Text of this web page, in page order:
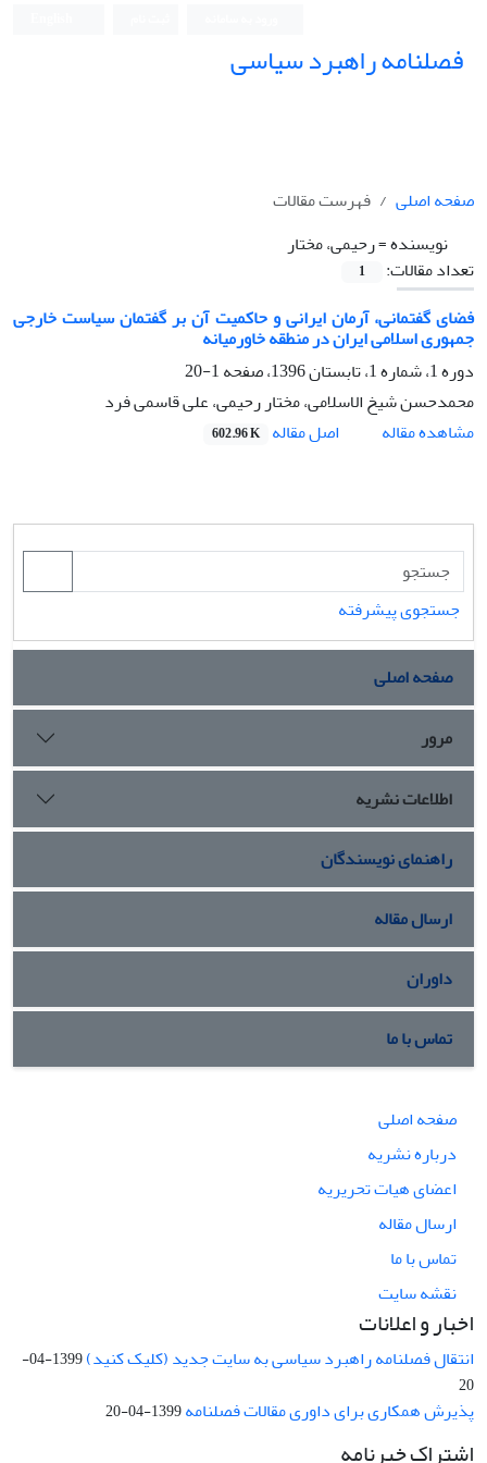
فصلنامه راهبرد سیاسی
صفحه اصلی
فهرست مقالات
نویسنده =رحیمی، مختار
تعداد مقالات:
1
فضای گفتمانی، آرمان ایرانی و حاکمیت آن بر گفتمان سیاست خارجی
جمهوری اسلامی ایران در منطقه خاورمیانه
دوره 1، شماره 1، تابستان 1396، صفحه
1-20
محمدحسن شیخ الاسلامی، مختار رحیمی، علی قاسمی فرد
مشاهده مقاله
اصل مقاله 602.96 K
جستجوی پیشرفته
صفحه اصلی
مرور
اطلاعات نشریه
راهنمای نویسندگان
ارسال مقاله
داوران
تماس با ما
صفحه اصلی
درباره نشریه
اعضای هیات تحریریه
ارسال مقاله
تماس با ما
نقشه سایت
اخبار و اعلانات
انتقال فصلنامه راهبرد سیاسی به سایت جدید (کلیک کنید)
1399-04-
20
پذیرش همکاری برای داوری مقالات فصلنامه1399-04-20
اشتراک خبرنامه